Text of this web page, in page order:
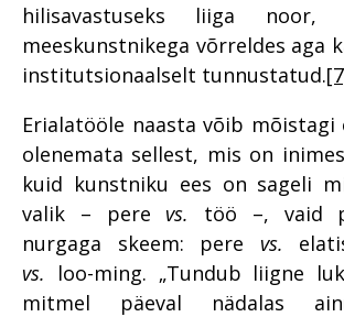
hilisavastuseks liiga noor,
meeskunstnikega võrreldes aga
institutsionaalselt tunnustatud.
Erialatööle naasta võib mõistagi
olenemata sellest, mis on
kuid kunstniku ees on sageli
valik – pere vs. töö –, vaid
nurgaga skeem: pere vs.
vs. loo-ming. „Tundub liigne
mitmel päeval nädalas